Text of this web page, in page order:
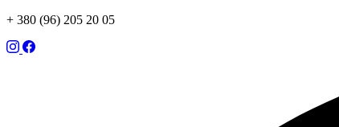
+ 380 (96) 205 20 05